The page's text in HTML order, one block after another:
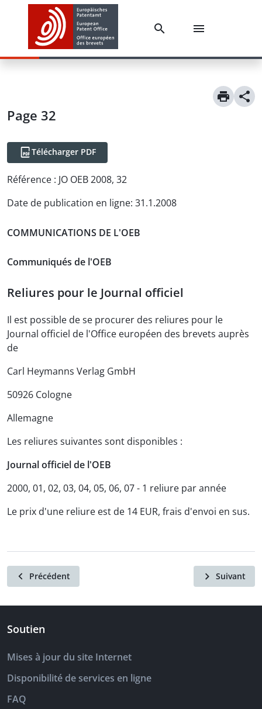
Page 32
Télécharger PDF
Référence : JO OEB 2008, 32
Date de publication en ligne: 31.1.2008
COMMUNICATIONS DE L'OEB
Communiqués de l'OEB
Reliures pour le Journal officiel
Il est possible de se procurer des reliures pour le
Journal officiel de l'Office européen des brevets auprès
de
Carl Heymanns Verlag GmbH
50926 Cologne
Allemagne
Les reliures suivantes sont disponibles :
Journal officiel de l'OEB
2000, 01, 02, 03, 04, 05, 06, 07 - 1 reliure par année
Le prix d'une reliure est de 14 EUR, frais d'envoi en sus.
Précédent Suivant
Soutien
Mises à jour du site Internet
Disponibilité de services en ligne
FAQ